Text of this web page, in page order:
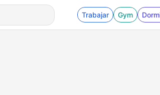
Trabajar Gym